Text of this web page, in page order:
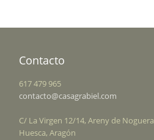
Contacto
617 479 965
contacto@casagrabiel.com
C/ La Virgen 12/14, Areny de Noguera
Huesca, Aragón